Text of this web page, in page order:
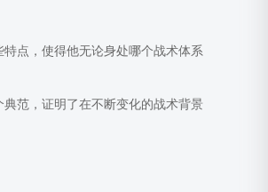
点，使得他无论身处哪个战术体系
范，证明了在不断变化的战术背景